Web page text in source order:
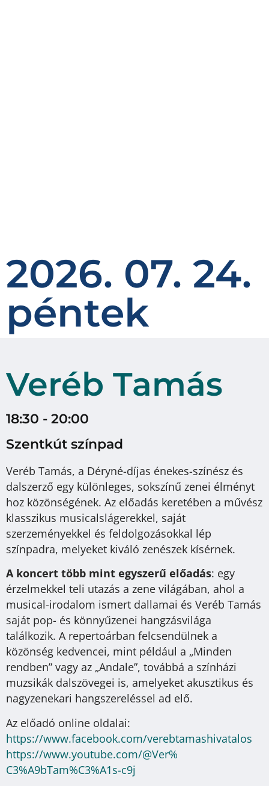
2026. 07. 24.
péntek
Veréb Tamás
18:30 - 20:00
Szentkút színpad
Veréb Tamás, a Déryné-díjas énekes-színész és
dalszerző egy különleges, sokszínű zenei élményt
hoz közönségének. Az előadás keretében a művész
klasszikus musicalslágerekkel, saját
szerzeményekkel és feldolgozásokkal lép
színpadra, melyeket kiváló zenészek kísérnek.
A koncert több mint egyszerű előadás: egy
érzelmekkel teli utazás a zene világában, ahol a
musical-irodalom ismert dallamai és Veréb Tamás
saját pop- és könnyűzenei hangzásvilága
találkozik. A repertoárban felcsendülnek a
közönség kedvencei, mint például a „Minden
rendben” vagy az „Andale”, továbbá a színházi
muzsikák dalszövegei is, amelyeket akusztikus és
nagyzenekari hangszereléssel ad elő.
Az előadó online oldalai:
https://www.facebook.com/verebtamashivatalos
https://www.youtube.com/@Ver%
C3%A9bTam%C3%A1s-c9j